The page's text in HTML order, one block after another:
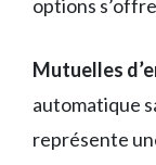
options
Mutuelles
automatique
représente